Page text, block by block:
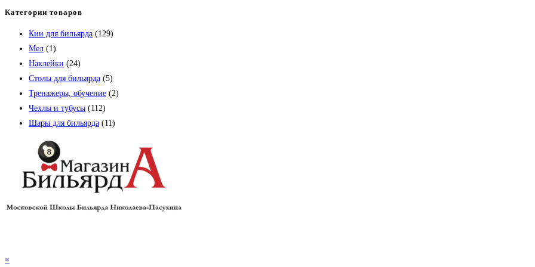
Категории товаров
Кии для бильярда (129)
Мел (1)
Наклейки (24)
Столы для бильярда (5)
Тренажеры, обучение (2)
Чехлы и тубусы (112)
Шары для бильярда (11)
×